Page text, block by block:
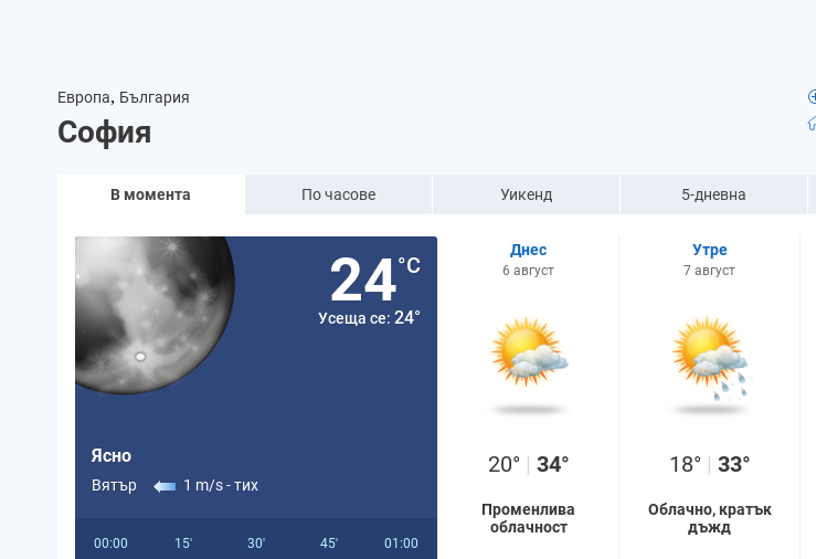
Европа, България
София
В момента По часове Уикенд 5-дневна
24°C
Усеща се: 24°
Ясно
Вятър 1 m/s -тих
00:00 15' 30' 45' 01:00
Днес
6 август
20° | 34°
Променлива
облачност
Утре
7 август
18° | 33°
Облачно, кратък
дъжд